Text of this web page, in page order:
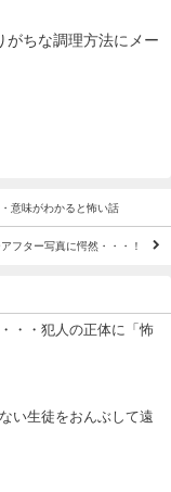
がちな調理方法にメー
意味がわかると怖い話
フター写真に愕然・・・！
・・犯人の正体に「怖
い生徒をおんぶして遠